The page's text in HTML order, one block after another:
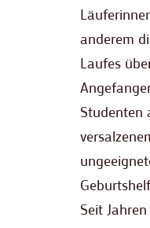
anderem
Laufes
Studenten
Seit